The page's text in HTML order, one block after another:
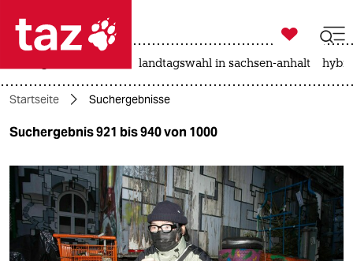
 taz zahl ich
taz zahl ich
themen
politik
öko
gesellschaft

taz zahl ich
landtagswahl in sachsen-anhalt
Startseite Suchergebnisse
Suchergebnis 921 bis 940 von 1000